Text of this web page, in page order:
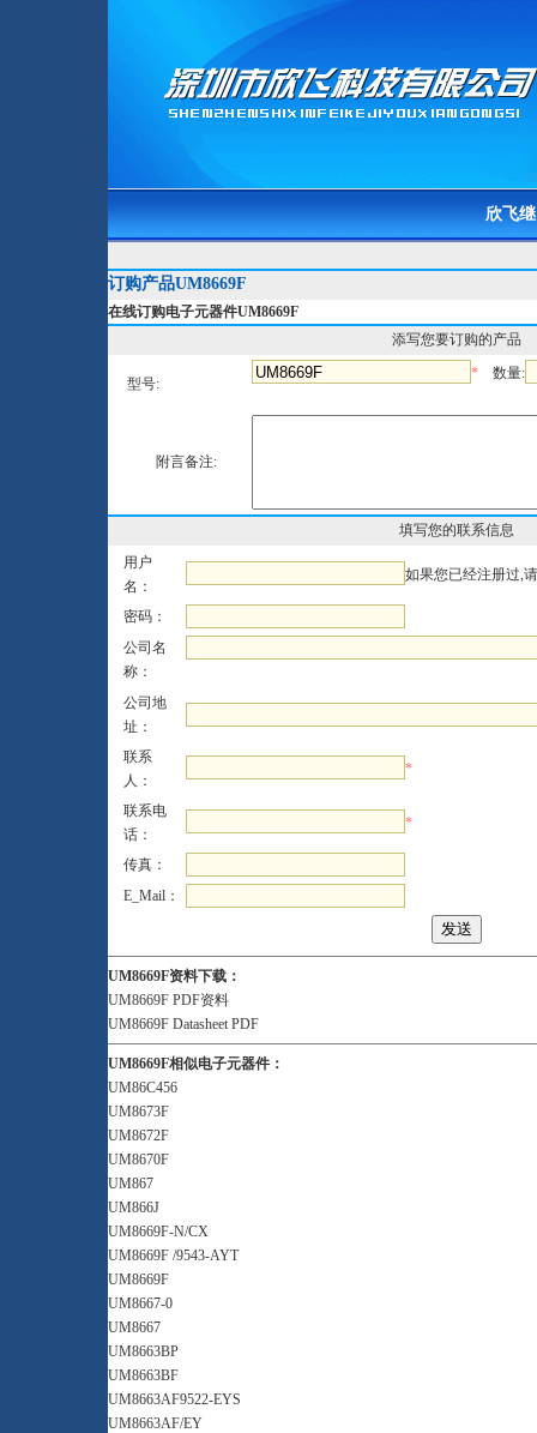
欣飞
订购产品UM8669F
在线订购电子元器件UM8669F
添写您要订购的产品
型号:
* 数量:
附言备注:
填写您的联系信息
用户
名：
如果您已经注册过,
密码：
公司名
称：
公司地
址：
联系
人：
*
联系电
话：
*
传真：
E_Mail：
UM8669F资料下载：
UM8669F PDF资料
UM8669F Datasheet PDF
UM8669F相似电子元器件：
UM86C456
UM8673F
UM8672F
UM8670F
UM867
UM866J
UM8669F-N/CX
UM8669F /9543-AYT
UM8669F
UM8667-0
UM8667
UM8663BP
UM8663BF
UM8663AF9522-EYS
UM8663AF/EY